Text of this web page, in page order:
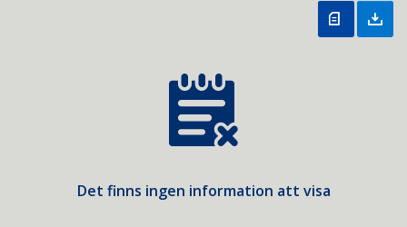
Det finns ingen information att visa